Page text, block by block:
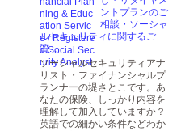
ントプランのご
相談・ソーシャ
ルセキュリティに関するご
質...
ソーシャルセキュリティアナ
リスト・ファイナンシャルプ
ランナーの堤さとこです。あ
なたの保険、しっかり内容を
理解して加入していますか？
英語での細かい条件などわか